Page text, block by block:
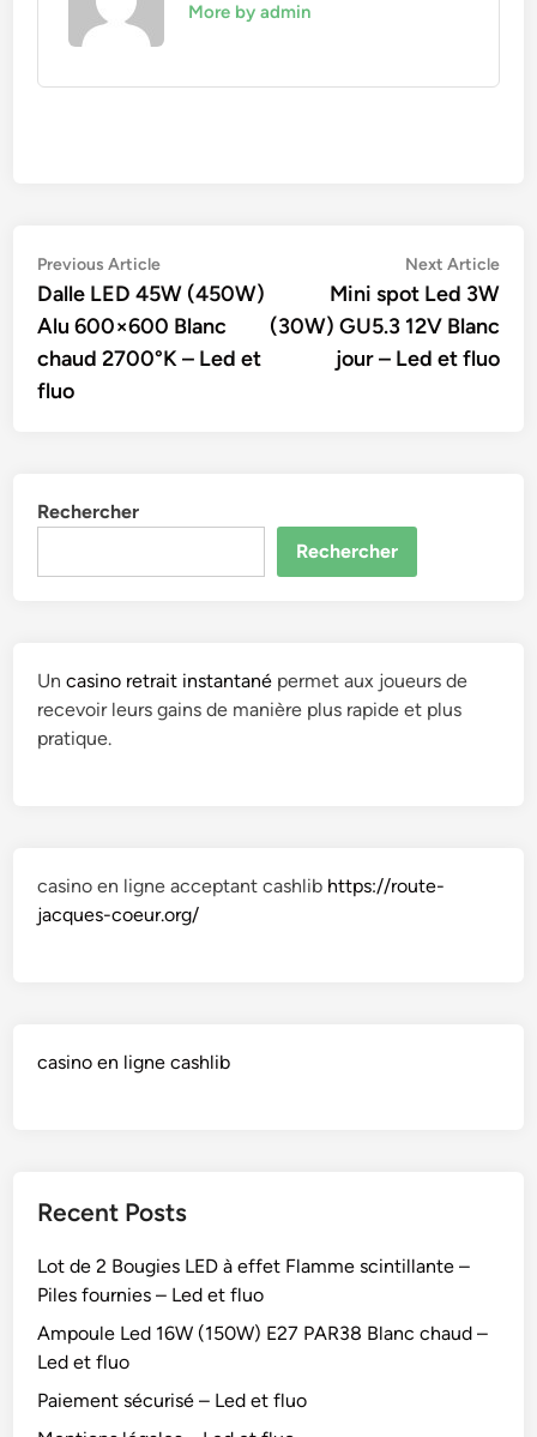
More by admin
Navigation
de
l’article
Previous ArticlePrevious
article:
Dalle LED 45W (450W)
Alu 600×600 Blanc
chaud 2700°K – Led et
fluo
Next Article
Mini spot Led 3W
(30W) GU5.3 12V Blanc
jour – Led et fluo
Rechercher
Rechercher
Uncasino retrait instantané permet aux joueurs de
recevoir leurs gains de manière plus rapide et plus
pratique.
casino en ligne acceptant cashlib https://route-
jacques-coeur.org/
casino en ligne cashlib
Recent Posts
Lot de 2 Bougies LED à effet Flamme scintillante –
Piles fournies – Led et fluo
Ampoule Led 16W (150W) E27 PAR38 Blanc chaud –
Led et fluo
Paiement sécurisé – Led et fluo